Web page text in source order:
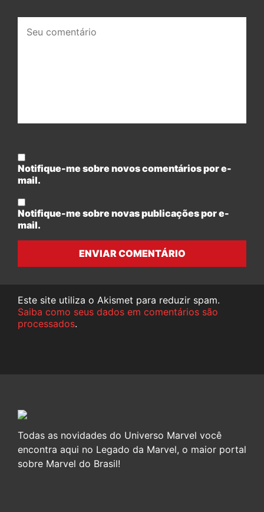
comentário:
Notifique-me sobre novos comentários por e-
mail.
Notifique-me sobre novas publicações por e-
mail.
ENVIAR COMENTÁRIO
Este site utiliza o Akismet para reduzir spam.
Saiba como seus dados em comentários são
processados.
Todas as novidades do Universo Marvel você
encontra aqui no Legado da Marvel, o maior portal
sobre Marvel do Brasil!